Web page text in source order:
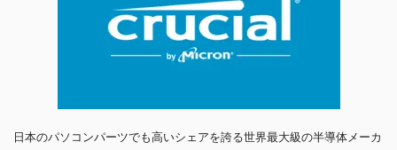
日本のパソコンパーツでも高いシェアを誇る世界最大級の半導体メーカ